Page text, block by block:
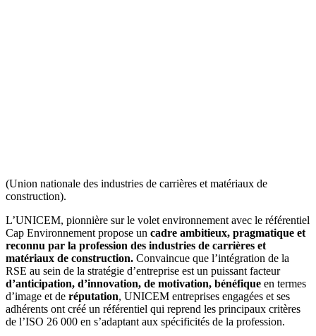
(Union nationale des industries de carrières et matériaux de
construction).
L’UNICEM, pionnière sur le volet environnement avec le référentiel
Cap Environnement propose un cadre ambitieux, pragmatique et
reconnu par la profession des industries de carrières et
matériaux de construction. Convaincue que l’intégration de la
RSE au sein de la stratégie d’entreprise est un puissant facteur
d’anticipation, d’innovation, de motivation, bénéfique en termes
d’image et de réputation, UNICEM entreprises engagées et ses
adhérents ont créé un référentiel qui reprend les principaux critères
de l’ISO 26 000 en s’adaptant aux spécificités de la profession.